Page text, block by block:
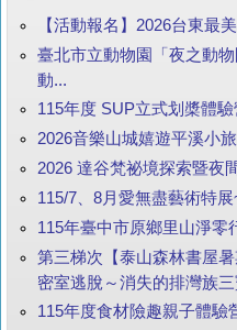
【活動報名】2026台東最
臺北市立動物園「夜之動
動...
115年度 SUP立式划槳體
2026音樂山城嬉遊平溪小
2026 達谷梵祕境探索暨夜
115/7、8月愛無盡藝術特
115年臺中市原鄉里山淨零
第三梯次【泰山森林書屋
密室逃脫～消失的排灣族三
115年度食材險趣親子體驗